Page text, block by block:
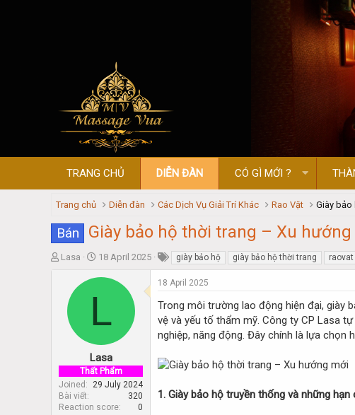
TRANG CHỦ DIỄN ĐÀN CÓ GÌ MỚI ?
Trang chủ Diễn đàn Các Dịch Vụ Giải Trí Khác Rao Vặt Giày bảo
Bán Giày bảo hộ thời trang – Xu
T
t
e
r
Lasa
S
d
t
e
18 April 2025 giày bảo hộ giày bảo hộ thời trang raovat
L
Lasa
Thất Phẩm
Joined
29 July 2024
Bài viết
320
Reaction score
0
18 April 2025
Trong môi trường lao động hiện đại, giày
vệ và yếu tố thẩm mỹ. Công ty CP Lasa
nghiệp, năng động. Đây chính là lựa chọn
1. Giày bảo hộ truyền thống và những hạn